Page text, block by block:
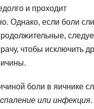
и проходит
Однако, если боли
чтобы исключить
боли в яичнике
или инфекция.